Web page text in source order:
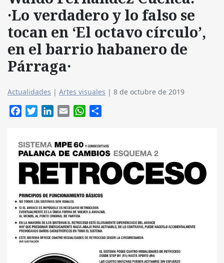
·Lo verdadero y lo falso se
tocan en ‘El octavo círculo’,
en el barrio habanero de
Párraga·
Actualidades | Artes visuales | 8 de octubre de 2019
FacebookTwitterLinkedIn
Email WhatsApp